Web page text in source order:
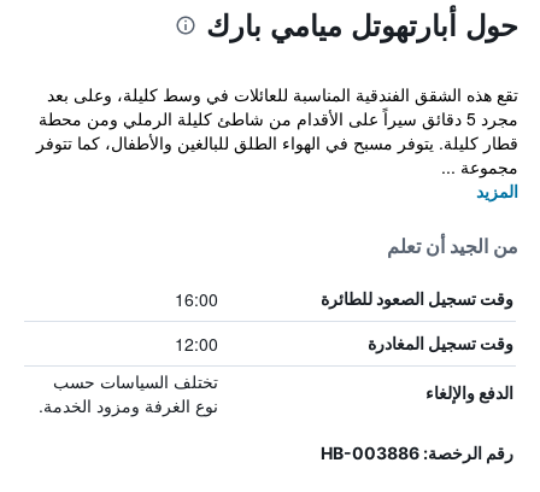
حول أبارتهوتل ميامي بارك
تقع هذه الشقق الفندقية المناسبة للعائلات في وسط كليلة، وعلى بعد
مجرد 5 دقائق سيراً على الأقدام من شاطئ كليلة الرملي ومن محطة
قطار كليلة. يتوفر مسبح في الهواء الطلق للبالغين والأطفال، كما تتوفر
مجموعة ...
المزيد
من الجيد أن تعلم
وقت تسجيل الصعود للطائرة 16:00
وقت تسجيل المغادرة 12:00
الدفع والإلغاء
تختلف السياسات حسب
نوع الغرفة ومزود الخدمة.
رقم الرخصة: HB-003886